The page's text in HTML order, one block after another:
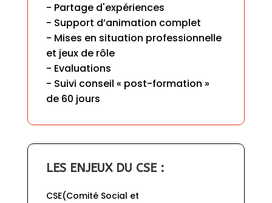
- Partage d'expériences
- Support d’animation complet
- Mises en situation professionnelle
et jeux de rôle
- Evaluations
- Suivi conseil « post-formation »
de 60 jours
LES ENJEUX DU CSE :
CSE(Comité Social et